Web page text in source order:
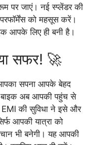
पर जाएं। नई स्प्लेंडर की
को महसूस करें।
आपके लिए ही बनी है।
सफर! 🚀
सपना आपके बेहद
बाइक अब आपकी पहुंच से
की सुविधा ने इसे और
आपकी यात्रा को
भी बनेगी। यह आपकी